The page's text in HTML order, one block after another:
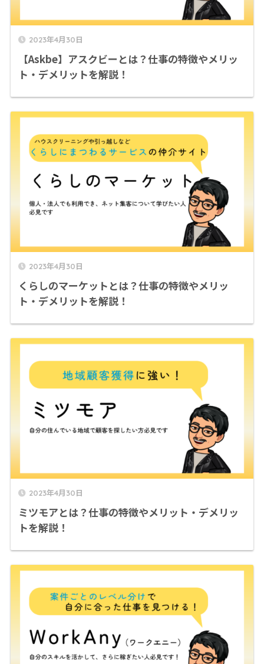
2023年4月30日
【Askbe】アスクビーとは？仕事の特徴やメリッ
ト・デメリットを解説！
2023年4月30日
くらしのマーケットとは？仕事の特徴やメリッ
ト・デメリットを解説！
2023年4月30日
ミツモアとは？仕事の特徴やメリット・デメリッ
トを解説！